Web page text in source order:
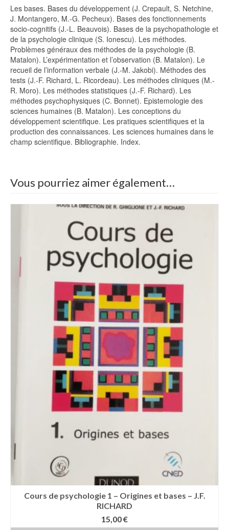
Les bases. Bases du développement (J. Crepault, S. Netchine,
J. Montangero, M.-G. Pecheux). Bases des fonctionnements
socio-cognitifs (J.-L. Beauvois). Bases de la psychopathologie et
de la psychologie clinique (S. Ionescu). Les méthodes.
Problèmes généraux des méthodes de la psychologie (B.
Matalon). L’expérimentation et l’observation (B. Matalon). Le
recueil de l’information verbale (J.-M. Jakobi). Méthodes des
tests (J.-F. Richard, L. Ricordeau). Les méthodes cliniques (M.-
R. Moro). Les méthodes statistiques (J.-F. Richard). Les
méthodes psychophysiques (C. Bonnet). Epistemologie des
sciences humaines (B. Matalon). Les conceptions du
développement scientifique. Les pratiques scientifiques et la
production des connaissances. Les sciences humaines dans le
champ scientifique. Bibliographie. Index.
Vous pourriez aimer également…
Cours de psychologie 1 – Origines et bases – J.F.
RICHARD
15,00€